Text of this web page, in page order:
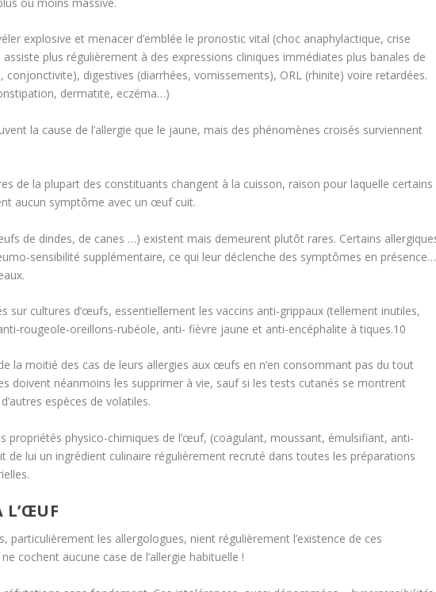
explosive et menacer d’emblée le pronostic vital (choc anaphylactique, crise
plus régulièrement à des expressions cliniques immédiates plus banales de
digestives (diarrhées, vomissements), ORL (rhinite) voire retardées.
dermatite, eczéma…)
la cause de l’allergie que le jaune, mais des phénomènes croisés surviennent
de la plupart des constituants changent à la cuisson, raison pour laquelle certains
aucun symptôme avec un œuf cuit.
de dindes, de canes …) existent mais demeurent plutôt rares. Certains
sensibilité supplémentaire, ce qui leur déclenche des symptômes en présence…
sur cultures d’œufs, essentiellement les vaccins anti-grippaux (tellement inutiles,
rougeole-oreillons-rubéole, anti- fièvre jaune et anti-encéphalite à tiques.10
la moitié des cas de leurs allergies aux œufs en n’en consommant pas du tout
doivent néanmoins les supprimer à vie, sauf si les tests cutanés se montrent
espèces de volatiles.
propriétés physico-chimiques de l’œuf, (coagulant, moussant, émulsifiant, anti-
de lui un ingrédient culinaire régulièrement recruté dans toutes les préparations
L’ŒUF
particulièrement les allergologues, nient régulièrement l’existence de ces
cochent aucune case de l’allergie habituelle !